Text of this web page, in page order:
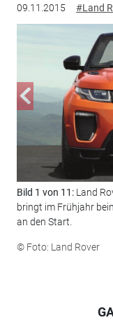
09.11.2015 #Land
Bild 1 von 11: Land
bringt im Frühjahr
an den Start.
© Foto: Land Rover